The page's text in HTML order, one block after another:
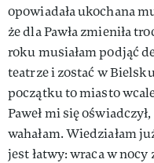
opowiadała ukochana
że dla Pawła zmieniła
roku musiałam podjąć
teatrze i zostać w
początku to miasto
Paweł mi się
wahałam. Wiedziałam
jest łatwy: wraca w